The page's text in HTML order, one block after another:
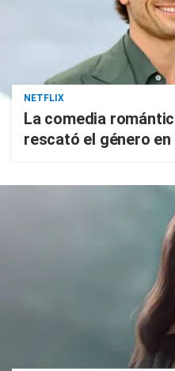
NETFLIX
La comedia
rescató el género